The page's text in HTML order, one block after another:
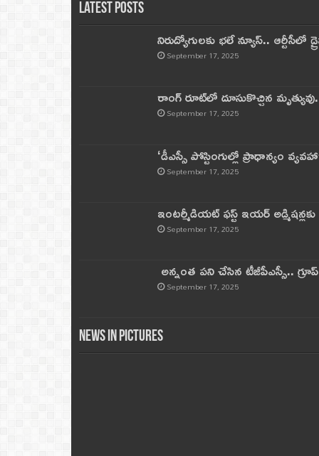
Latest Posts
నిరుద్యోగులకు భలే న్యూస్.. ఆర్టీసీలో
September 17, 2025
రాంగ్ రూట్‌లో దూసుకొచ్చిన
September 17, 2025
‘డీఎస్సీ పోస్టింగుల్లో ప్రాధాన్యం
September 17, 2025
ఇంటర్మీడియట్ ఫస్ట్‌ ఇయర్‌
September 17, 2025
అన్నంత పని చేసిన టీజీపీఎస్సీ..
September 17, 2025
News in Pictures